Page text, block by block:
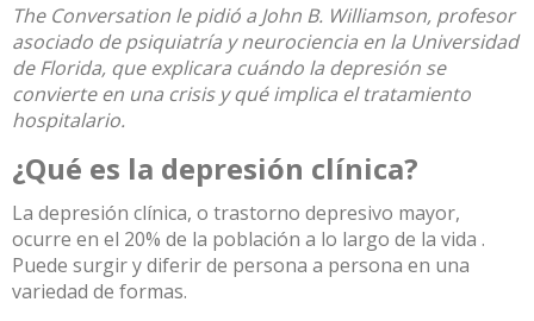
The Conversation le pidió a John B. Williamson, profesor
asociado de psiquiatría y neurociencia en la Universidad
de Florida, que explicara cuándo la depresión se
convierte en una crisis y qué implica el tratamiento
hospitalario.
¿Qué es la depresión clínica?
La depresión clínica, o trastorno depresivo mayor,
ocurre en el 20% de la población a lo largo de la vida .
Puede surgir y diferir de persona a persona en una
variedad de formas.